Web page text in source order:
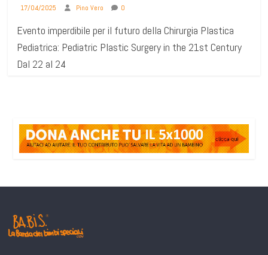
17/04/2025 Pino Vero 0
Evento imperdibile per il futuro della Chirurgia Plastica
Pediatrica: Pediatric Plastic Surgery in the 21st Century
Dal 22 al 24